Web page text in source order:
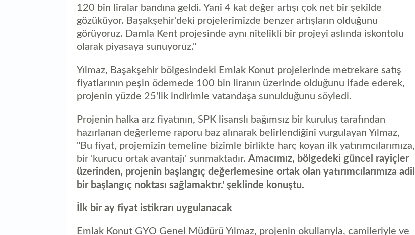
120 bin liralar bandına geldi. Yani 4 kat değer artışı çok net bir şekilde
gözüküyor. Başakşehir'deki projelerimizde benzer artışların olduğunu
görüyoruz. Damla Kent projesinde aynı nitelikli bir projeyi aslında iskontolu
olarak piyasaya sunuyoruz."
Yılmaz, Başakşehir bölgesindeki Emlak Konut projelerinde metrekare satış
fiyatlarının peşin ödemede 100 bin liranın üzerinde olduğunu ifade ederek,
projenin yüzde 25'lik indirimle vatandaşa sunulduğunu söyledi.
Projenin halka arz fiyatının, SPK lisanslı bağımsız bir kuruluş tarafından
hazırlanan değerleme raporu baz alınarak belirlendiğini vurgulayan Yılmaz,
"Bu fiyat, projemizin temeline bizimle birlikte harç koyan ilk yatırımcılarımıza,
bir 'kurucu ortak avantajı' sunmaktadır. Amacımız, bölgedeki güncel rayiçler
üzerinden, projenin başlangıç değerlemesine ortak olan yatırımcılarımıza adil
bir başlangıç noktası sağlamaktır.' şeklinde konuştu.
İlk bir ay fiyat istikrarı uygulanacak
Emlak Konut GYO Genel Müdürü Yılmaz, projenin okullarıyla, camileriyle ve